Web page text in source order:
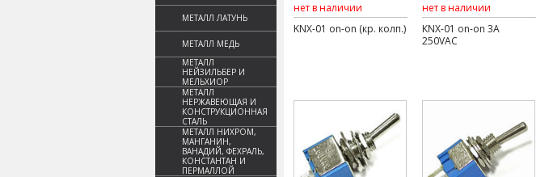
МЕТАЛЛ ЛАТУНЬ
МЕТАЛЛ МЕДЬ
МЕТАЛЛ
НЕЙЗИЛЬБЕР И
МЕЛЬХИОР
МЕТАЛЛ
НЕРЖАВЕЮЩАЯ И
КОНСТРУКЦИОННАЯ
СТАЛЬ
МЕТАЛЛ НИХРОМ,
МАНГАНИН,
ВАНАДИЙ, ФЕХРАЛЬ,
КОНСТАНТАН И
ПЕРМАЛЛОЙ
нет в наличии
KNX-01 on-on (кр. колп.)
нет в наличии
KNX-01 on-on 3A
250VAC